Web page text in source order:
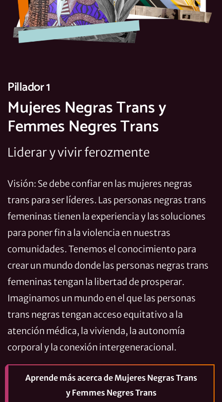
Pillador 1
Mujeres Negras Trans y
Femmes Negres Trans
Liderar y vivir ferozmente
Visión: Se debe confiar en las mujeres negras
trans para ser líderes. Las personas negras trans
femeninas tienen la experiencia y las soluciones
para poner fin a la violencia en nuestras
comunidades. Tenemos el conocimiento para
crear un mundo donde las personas negras trans
femeninas tengan la libertad de prosperar.
Imaginamos un mundo en el que las personas
trans negras tengan acceso equitativo a la
atención médica, la vivienda, la autonomía
corporal y la conexión intergeneracional.
Aprende másacerca de Mujeres Negras Trans
y Femmes Negres Trans